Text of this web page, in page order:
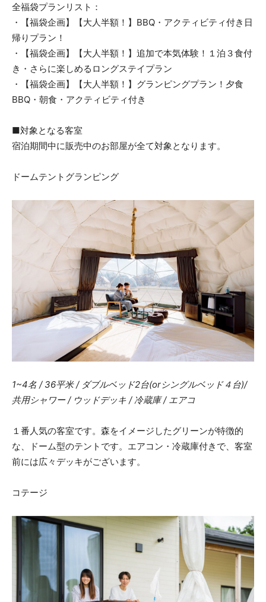
全福袋プランリスト：
・【福袋企画】【大人半額！】BBQ・アクティビティ付き日
帰りプラン！
・【福袋企画】【大人半額！】追加で本気体験！１泊３食付
き・さらに楽しめるロングステイプラン
・【福袋企画】【大人半額！】グランピングプラン！夕食
BBQ・朝食・アクティビティ付き
■対象となる客室
宿泊期間中に販売中のお部屋が全て対象となります。
ドームテントグランピング
1~4名 / 36平米 / ダブルベッド2台(orシングルベッド４台)/
共用シャワー / ウッドデッキ / 冷蔵庫 / エアコ
１番人気の客室です。森をイメージしたグリーンが特徴的
な、ドーム型のテントです。エアコン・冷蔵庫付きで、客室
前には広々デッキがございます。
コテージ